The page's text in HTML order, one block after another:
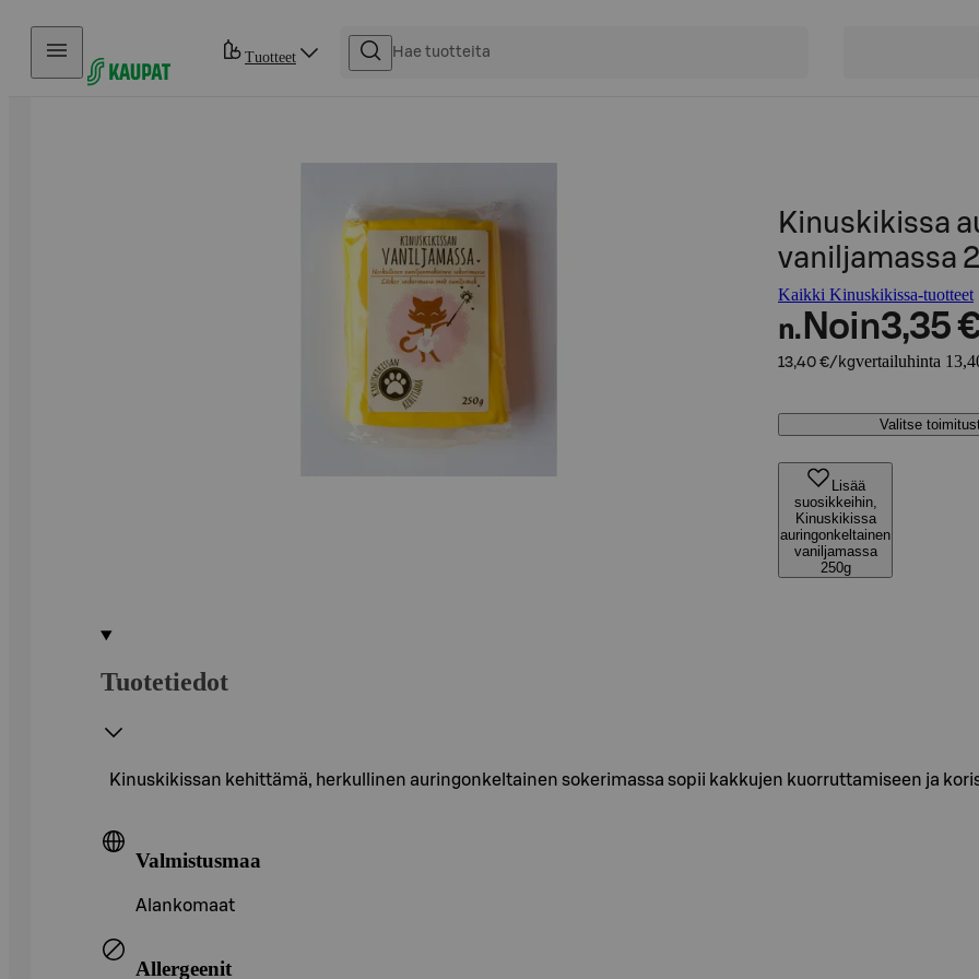
Hyppää sisältöön
Tuotteet
Kinuskikissa
vaniljamassa
Kaikki Kinuskikissa-tuotteet
n. Noin3,35
13,40 €/kgvertailuhinta
Valitse
Lisää
suosikkeihin,
Kinuskikissa
auringonkeltainen
vaniljamassa
250g
Tuotetiedot
Kinuskikissan kehittämä, herkullinen auringonkeltainen sokerimassa sopii kakkujen kuorruttamiseen ja
Valmistusmaa
Alankomaat
Allergeenit